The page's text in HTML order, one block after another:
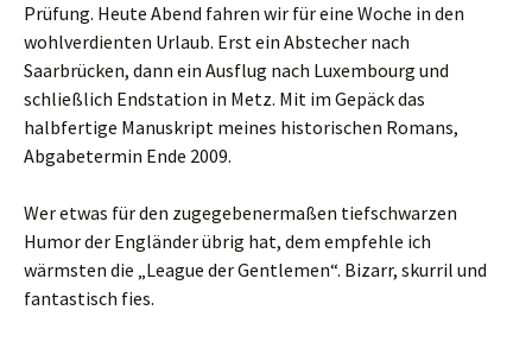
Prüfung. Heute Abend fahren wir für eine Woche in den
wohlverdienten Urlaub. Erst ein Abstecher nach
Saarbrücken, dann ein Ausflug nach Luxembourg und
schließlich Endstation in Metz. Mit im Gepäck das
halbfertige Manuskript meines historischen Romans,
Abgabetermin Ende 2009.
Wer etwas für den zugegebenermaßen tiefschwarzen
Humor der Engländer übrig hat, dem empfehle ich
wärmsten die „League der Gentlemen“. Bizarr, skurril und
fantastisch fies.